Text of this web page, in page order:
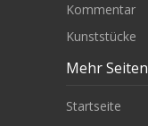
Kommentar
Kunststücke
Mehr Seiten
Startseite